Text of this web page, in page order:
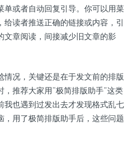
单或者自动回复引导。你可以用菜
给读者推送正确的链接或内容，引
文章阅读，间接减少旧文章的影
情况，关键还是在于发文前的排版
，推荐大家用“极简排版助手”这类
我也遇到过发出去才发现格式乱七
，用了极简排版助手后，这些问题